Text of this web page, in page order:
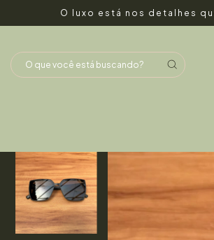
O luxo está nos detalhes